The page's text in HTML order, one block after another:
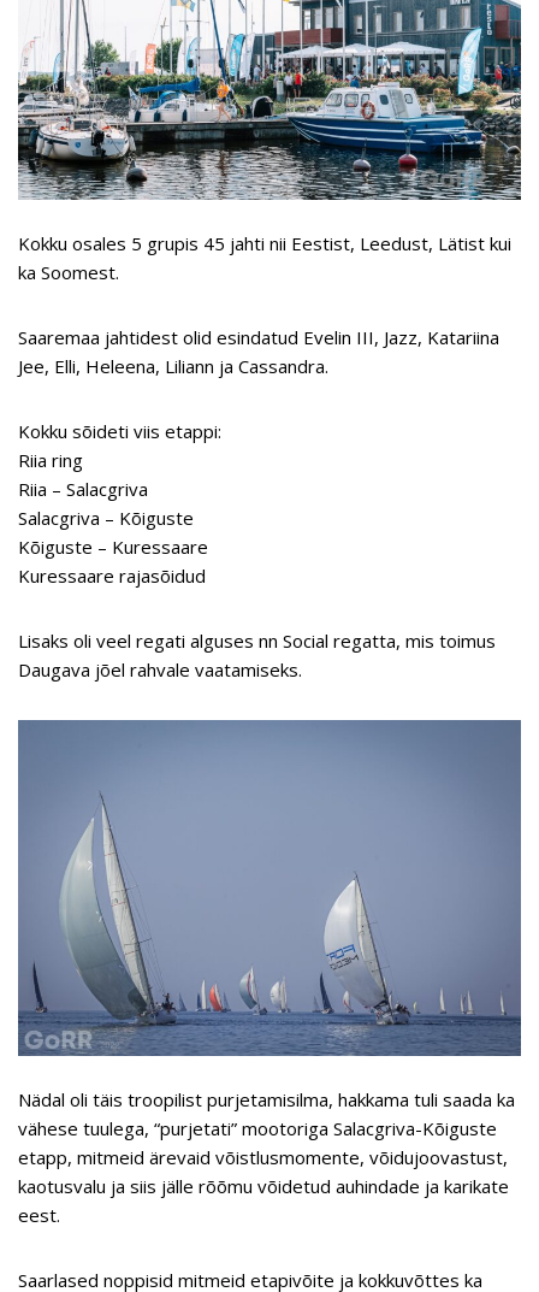
Kokku osales 5 grupis 45 jahti nii Eestist, Leedust, Lätist kui
ka Soomest.
Saaremaa jahtidest olid esindatud Evelin III, Jazz, Katariina
Jee, Elli, Heleena, Liliann ja Cassandra.
Kokku sõideti viis etappi:
Riia ring
Riia – Salacgriva
Salacgriva – Kõiguste
Kõiguste – Kuressaare
Kuressaare rajasõidud
Lisaks oli veel regati alguses nn Social regatta, mis toimus
Daugava jõel rahvale vaatamiseks.
Nädal oli täis troopilist purjetamisilma, hakkama tuli saada ka
vähese tuulega, “purjetati” mootoriga Salacgriva-Kõiguste
etapp, mitmeid ärevaid võistlusmomente, võidujoovastust,
kaotusvalu ja siis jälle rõõmu võidetud auhindade ja karikate
eest.
Saarlased noppisid mitmeid etapivõite ja kokkuvõttes ka